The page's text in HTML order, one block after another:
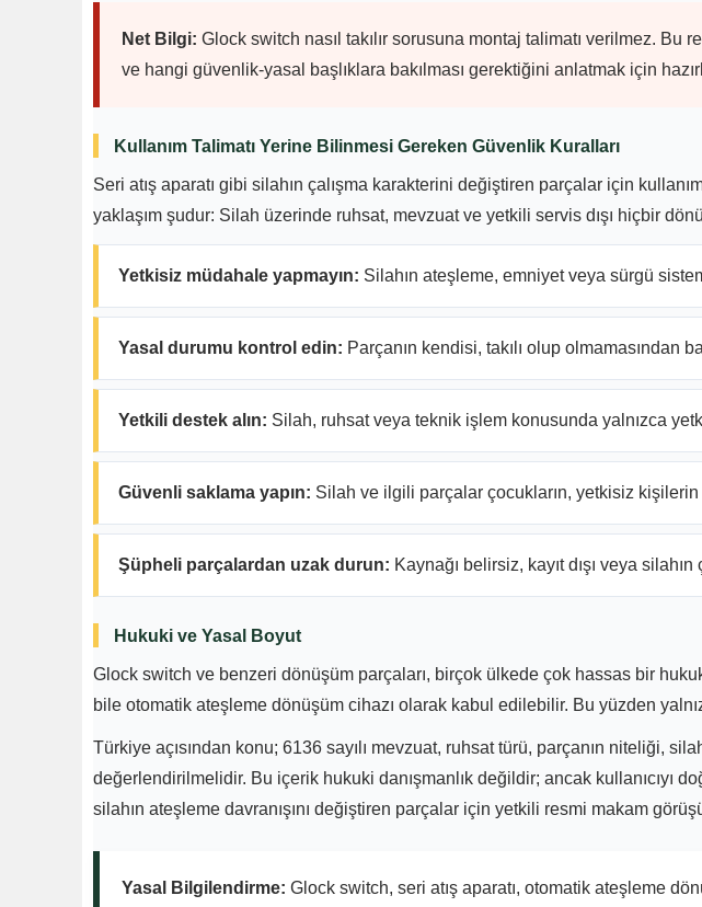
Net Bilgi: Glock switch nasıl takılır sorusuna montaj talimatı verilmez.
ve hangi güvenlik-yasal başlıklara bakılması gerektiğini anlatmak için
Kullanım Talimatı Yerine Bilinmesi Gereken Güvenlik Kuralları
Seri atış aparatı gibi silahın çalışma karakterini değiştiren parçalar için
yaklaşım şudur: Silah üzerinde ruhsat, mevzuat ve yetkili servis dışı hiçbir
Yetkisiz müdahale yapmayın: Silahın ateşleme, emniyet veya sürgü
Yasal durumu kontrol edin: Parçanın kendisi, takılı olup olmamasından
Yetkili destek alın: Silah, ruhsat veya teknik işlem konusunda yalnızca
Güvenli saklama yapın: Silah ve ilgili parçalar çocukların, yetkisiz kişilerin
Şüpheli parçalardan uzak durun: Kaynağı belirsiz, kayıt dışı veya
Hukuki ve Yasal Boyut
Glock switch ve benzeri dönüşüm parçaları, birçok ülkede çok hassas bir
bile otomatik ateşleme dönüşüm cihazı olarak kabul edilebilir. Bu yüzden
Türkiye açısından konu; 6136 sayılı mevzuat, ruhsat türü, parçanın niteliği,
değerlendirilmelidir. Bu içerik hukuki danışmanlık değildir; ancak kullanıcıyı
silahın ateşleme davranışını değiştiren parçalar için yetkili resmi makam
Yasal Bilgilendirme: Glock switch, seri atış aparatı, otomatik ateşleme